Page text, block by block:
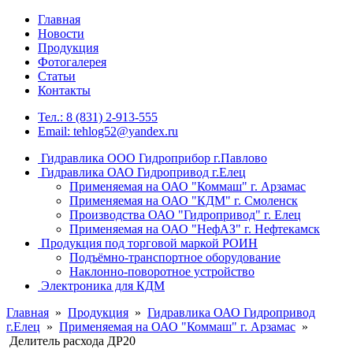
Главная
Новости
Продукция
Фотогалерея
Статьи
Контакты
Тел.: 8 (831) 2-913-555
Email: tehlog52@yandex.ru
Гидравлика ООО Гидроприбор г.Павлово
Гидравлика ОАО Гидропривод г.Елец
Применяемая на ОАО "Коммаш" г. Арзамас
Применяемая на ОАО "КДМ" г. Смоленск
Производства ОАО "Гидропривод" г. Елец
Применяемая на ОАО "НефАЗ" г. Нефтекамск
Продукция под торговой маркой РОИН
Подъёмно-транспортное оборудование
Наклонно-поворотное устройство
Электроника для КДМ
Главная » Продукция » Гидравлика ОАО Гидропривод
г.Елец » Применяемая на ОАО "Коммаш" г. Арзамас »
Делитель расхода ДР20